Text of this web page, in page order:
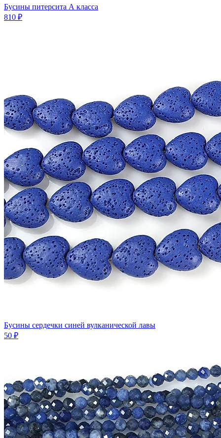
Бусины питерсита А класса
810 ₽
Бусины сердечки синей вулканической лавы
50 ₽